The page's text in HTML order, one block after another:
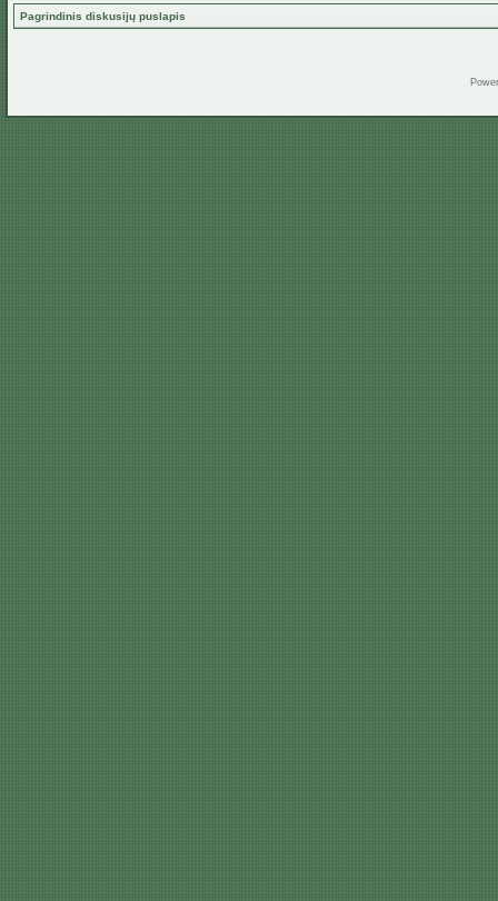
Pagrindinis diskusijų puslapis